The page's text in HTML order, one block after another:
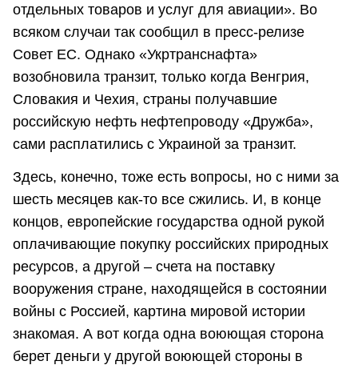
отдельных товаров и услуг для авиации». Во
всяком случаи так сообщил в пресс-релизе
Совет ЕС. Однако «Укртранснафта»
возобновила транзит, только когда Венгрия,
Словакия и Чехия, страны получавшие
российскую нефть нефтепроводу «Дружба»,
сами расплатились с Украиной за транзит.
Здесь, конечно, тоже есть вопросы, но с ними за
шесть месяцев как-то все сжились. И, в конце
концов, европейские государства одной рукой
оплачивающие покупку российских природных
ресурсов, а другой – счета на поставку
вооружения стране, находящейся в состоянии
войны с Россией, картина мировой истории
знакомая. А вот когда одна воюющая сторона
берет деньги у другой воюющей стороны в